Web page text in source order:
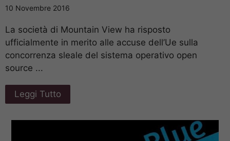
10 Novembre 2016
La società di Mountain View ha risposto
ufficialmente in merito alle accuse dell’Ue sulla
concorrenza sleale del sistema operativo open
source ...
Leggi Tutto